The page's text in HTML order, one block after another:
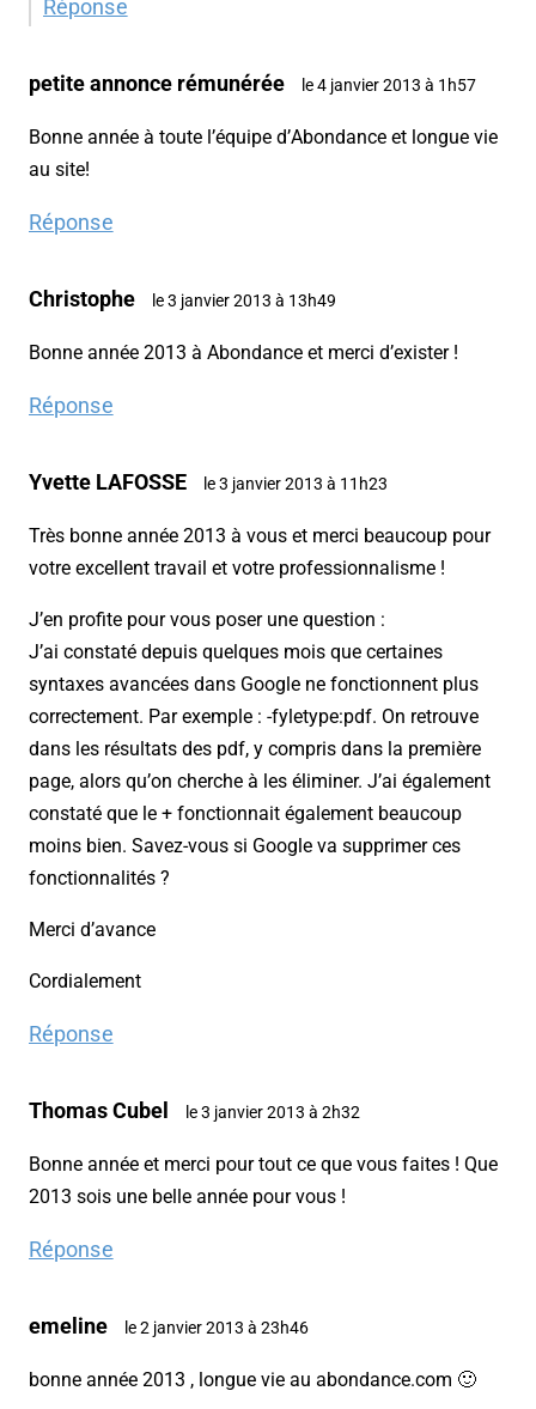
Réponse
petite annonce rémunérée le 4 janvier 2013 à 1h57
Bonne année à toute l’équipe d’Abondance et longue vie
au site!
Réponse
Christophe le 3 janvier 2013 à 13h49
Bonne année 2013 à Abondance et merci d’exister !
Réponse
Yvette LAFOSSE le 3 janvier 2013 à 11h23
Très bonne année 2013 à vous et merci beaucoup pour
votre excellent travail et votre professionnalisme !
J’en profite pour vous poser une question :
J’ai constaté depuis quelques mois que certaines
syntaxes avancées dans Google ne fonctionnent plus
correctement. Par exemple : -fyletype:pdf. On retrouve
dans les résultats des pdf, y compris dans la première
page, alors qu’on cherche à les éliminer. J’ai également
constaté que le + fonctionnait également beaucoup
moins bien. Savez-vous si Google va supprimer ces
fonctionnalités ?
Merci d’avance
Cordialement
Réponse
Thomas Cubel le 3 janvier 2013 à 2h32
Bonne année et merci pour tout ce que vous faites ! Que
2013 sois une belle année pour vous !
Réponse
emeline le 2 janvier 2013 à 23h46
bonne année 2013 , longue vie au abondance.com 🙂